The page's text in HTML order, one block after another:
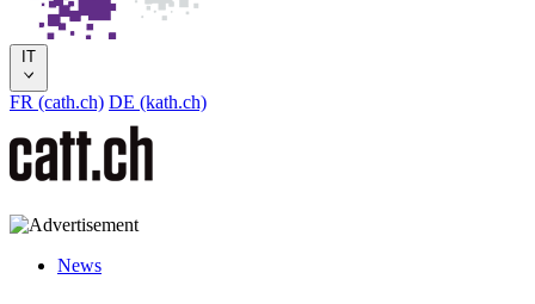
IT
FR (cath.ch) DE (kath.ch)
News